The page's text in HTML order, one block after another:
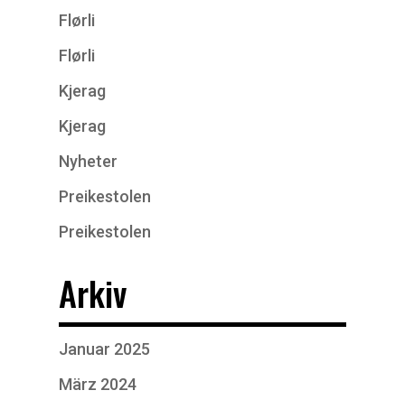
Flørli
Flørli
Kjerag
Kjerag
Nyheter
Preikestolen
Preikestolen
Arkiv
Januar 2025
März 2024